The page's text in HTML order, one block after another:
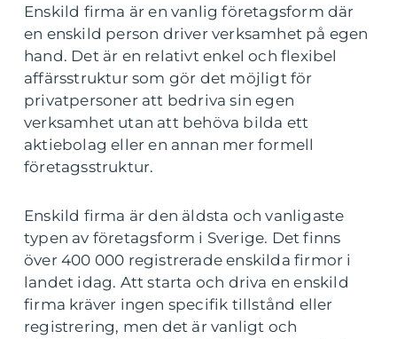
Enskild firma är en vanlig företagsform där
en enskild person driver verksamhet på egen
hand. Det är en relativt enkel och flexibel
affärsstruktur som gör det möjligt för
privatpersoner att bedriva sin egen
verksamhet utan att behöva bilda ett
aktiebolag eller en annan mer formell
företagsstruktur.
Enskild firma är den äldsta och vanligaste
typen av företagsform i Sverige. Det finns
över 400 000 registrerade enskilda firmor i
landet idag. Att starta och driva en enskild
firma kräver ingen specifik tillstånd eller
registrering, men det är vanligt och